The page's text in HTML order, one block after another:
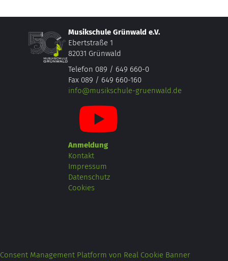
Musikschule Grünwald e.V.
Ebertstraße 1
82031 Grünwald
Telefon 089 / 649 660-0
Fax 089 / 649 660-160
info@musikschule-gruenwald.de
Anmeldung
Kontakt
Impressum
Datenschutz
Cookies
Consent Management Platform von Real Cookie Banner